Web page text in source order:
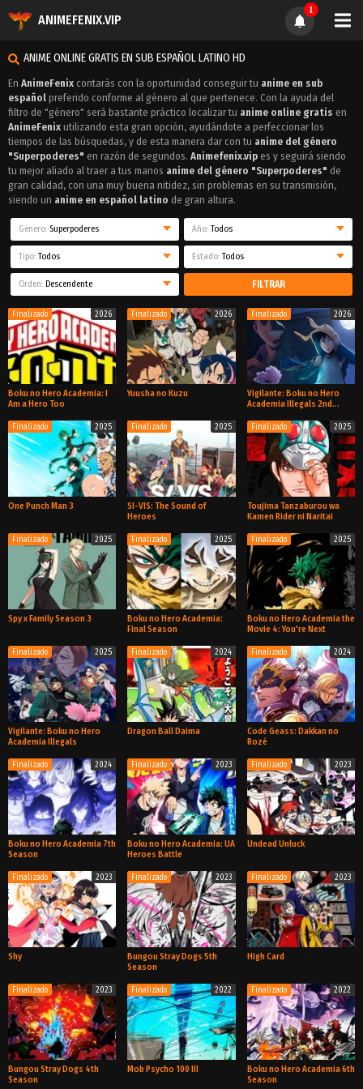
ANIMEFENIX.VIP
1
ANIME ONLINE GRATIS EN SUB ESPAÑOL LATINO HD
En AnimeFenix contarás con la oportunidad conseguir tu anime en sub
español preferido conforme al género al que pertenece. Con la ayuda del
filtro de "género" será bastante práctico localizar tu anime online gratis en
AnimeFenix utilizando esta gran opción, ayudándote a perfeccionar los
tiempos de las búsquedas, y de esta manera dar con tu anime del género
"Superpoderes" en razón de segundos. Animefenix.vip es y seguirá siendo
tu mejor aliado al traer a tus manos anime del género "Superpoderes" de
gran calidad, con una muy buena nitidez, sin problemas en su transmisión,
siendo un anime en español latino de gran altura.
Género: Superpoderes Año: Todos
Tipo: Todos Estado: Todos
Orden: Descendente FILTRAR
Finalizado 2026
Especial
Boku no Hero Academia: I
Am a Hero Too
Finalizado 2026
TV
Yuusha no Kuzu
Finalizado 2026
TV
Vigilante: Boku no Hero
Academia Illegals 2nd
Finalizado 2025
One Punch Man 3
Finalizado 2025
TV
SI-VIS: The Sound of
Heroes
Finalizado 2025
TV
Toujima Tanzaburou wa
Kamen Rider ni Naritai
Finalizado 2025
TV
Spy x Family Season 3
Finalizado 2025
TV
Boku no Hero Academia:
Final Season
Finalizado 2025
Película
Boku no Hero Academia the
Movie 4: You're Next
Finalizado 2025
TV
Vigilante: Boku no Hero
Academia Illegals
Finalizado 2024
TV
Dragon Ball Daima
Finalizado 2024
OVA
Code Geass: Dakkan no
Rozé
Finalizado 2024
TV
Boku no Hero Academia 7th
Season
Finalizado 2023
Película
Boku no Hero Academia: UA
Heroes Battle
Finalizado 2023
TV
Undead Unluck
Finalizado 2023
TV
Shy
Finalizado 2023
TV
Bungou Stray Dogs 5th
Season
Finalizado 2023
TV
High Card
Finalizado 2023
Bungou Stray Dogs 4th
Season
Finalizado 2022
Mob Psycho 100 III
Finalizado 2022
Boku no Hero Academia 6th
Season